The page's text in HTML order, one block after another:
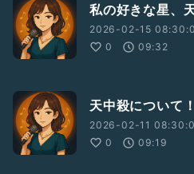
私の好きな星、
2026-02-15
0
09:32
天中殺について！
2026-02-11
0
09:19